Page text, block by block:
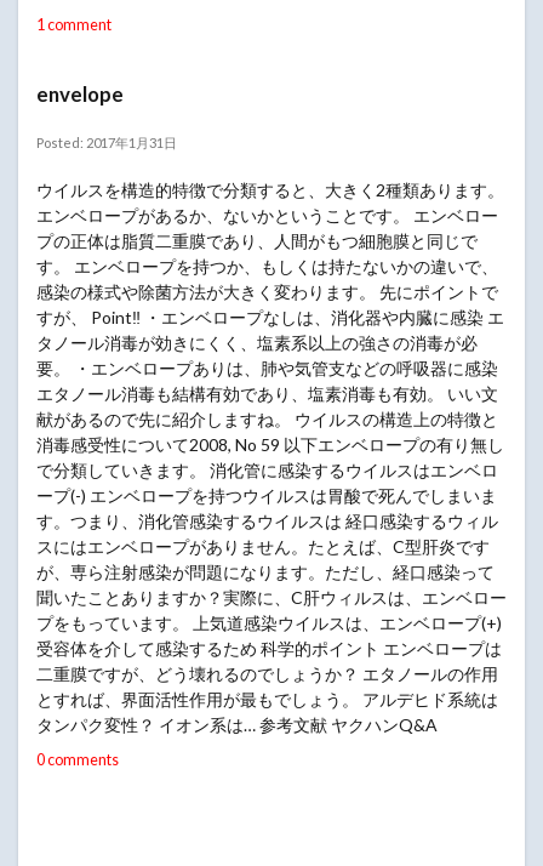
1 comment
envelope
Posted: 2017年1月31日
ウイルスを構造的特徴で分類すると、大きく2種類あります。
エンベロープがあるか、ないかということです。 エンベロー
プの正体は脂質二重膜であり、人間がもつ細胞膜と同じで
す。 エンベロープを持つか、もしくは持たないかの違いで、
感染の様式や除菌方法が大きく変わります。 先にポイントで
すが、 Point‼ ・エンベロープなしは、消化器や内臓に感染 エ
タノール消毒が効きにくく、塩素系以上の強さの消毒が必
要。 ・エンベロープありは、肺や気管支などの呼吸器に感染
エタノール消毒も結構有効であり、塩素消毒も有効。 いい文
献があるので先に紹介しますね。 ウイルスの構造上の特徴と
消毒感受性について2008, No 59 以下エンベロープの有り無し
で分類していきます。 消化管に感染するウイルスはエンベロ
ープ(-) エンベロープを持つウイルスは胃酸で死んでしまいま
す。つまり、消化管感染するウイルスは 経口感染するウィル
スにはエンベロープがありません。たとえば、C型肝炎です
が、専ら注射感染が問題になります。ただし、経口感染って
聞いたことありますか？実際に、C肝ウィルスは、エンベロー
プをもっています。 上気道感染ウイルスは、エンベロープ(+)
受容体を介して感染するため 科学的ポイント エンベロープは
二重膜ですが、どう壊れるのでしょうか？ エタノールの作用
とすれば、界面活性作用が最もでしょう。 アルデヒド系統は
タンパク変性？ イオン系は… 参考文献 ヤクハンQ&A
0 comments